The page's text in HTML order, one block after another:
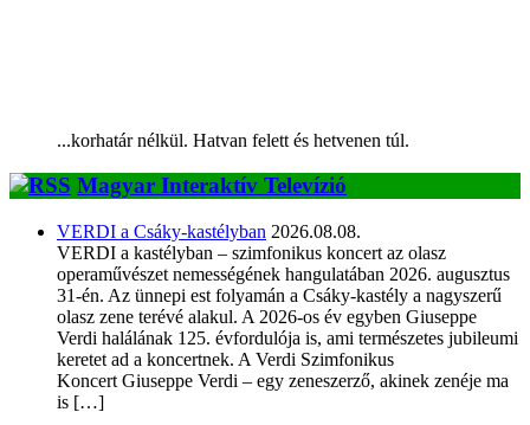
...korhatár nélkül. Hatvan felett és hetvenen túl.
Magyar Interaktív Televízió
VERDI a Csáky-kastélyban 2026.08.08.
VERDI a kastélyban – szimfonikus koncert az olasz
operaművészet nemességének hangulatában 2026. augusztus
31-én. Az ünnepi est folyamán a Csáky-kastély a nagyszerű
olasz zene terévé alakul. A 2026-os év egyben Giuseppe
Verdi halálának 125. évfordulója is, ami természetes jubileumi
keretet ad a koncertnek. A Verdi Szimfonikus
Koncert Giuseppe Verdi – egy zeneszerző, akinek zenéje ma
is […]